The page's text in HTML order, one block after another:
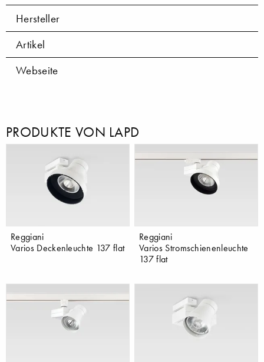
Hersteller
Artikel
Webseite
PRODUKTE VON LAPD
Reggiani
Varios Deckenleuchte 137 flat
Reggiani
Varios Stromschienenleuchte
137 flat